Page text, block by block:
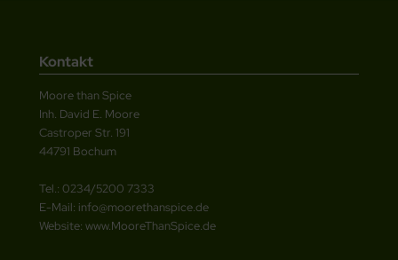
Kontakt
Moore than Spice
Inh. David E. Moore
Castroper Str. 191
44791 Bochum
Tel.: 0234/5200 7333
E-Mail: info@moorethanspice.de
Website: www.MooreThanSpice.de